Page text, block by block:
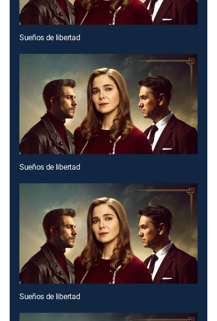
Sueños de libertad
Sueños de libertad
Sueños de libertad